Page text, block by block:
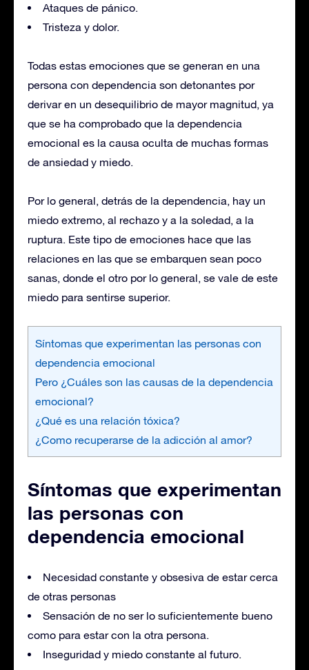
Ataques de pánico.
Tristeza y dolor.
Todas estas emociones que se generan en una
persona con dependencia son detonantes por
derivar en un desequilibrio de mayor magnitud, ya
que se ha comprobado que la dependencia
emocional es la causa oculta de muchas formas
de ansiedad y miedo.
Por lo general, detrás de la dependencia, hay un
miedo extremo, al rechazo y a la soledad, a la
ruptura. Este tipo de emociones hace que las
relaciones en las que se embarquen sean poco
sanas, donde el otro por lo general, se vale de este
miedo para sentirse superior.
Síntomas que experimentan las personas con
dependencia emocional
Pero ¿Cuáles son las causas de la dependencia
emocional?
¿Qué es una relación tóxica?
¿Como recuperarse de la adicción al amor?
Síntomas que experimentan
las personas con
dependencia emocional
Necesidad constante y obsesiva de estar cerca
de otras personas
Sensación de no ser lo suficientemente bueno
como para estar con la otra persona.
Inseguridad y miedo constante al futuro.